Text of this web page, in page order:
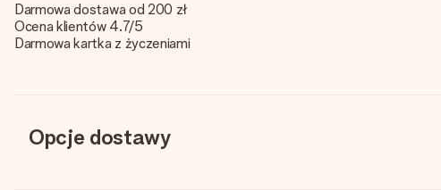
Darmowa dostawa od 200 zł
Ocena klientów 4.7/5
Darmowa kartka z życzeniami
Opcje dostawy